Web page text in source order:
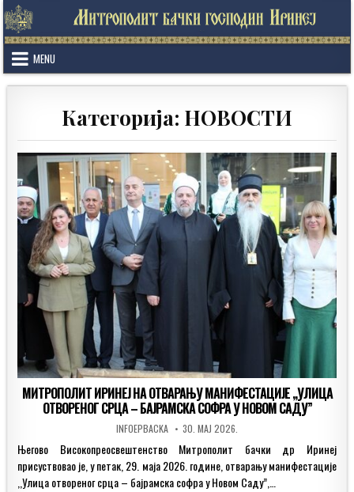
Skip
to
content
MENU
Категорија: НОВОСТИ
МИТРОПОЛИТ ИРИНЕЈ НА ОТВАРАЊУ МАНИФЕСТАЦИЈЕ ,,УЛИЦА
ОТВОРЕНОГ СРЦА – БАЈРАМСКА СОФРА У НОВОМ САДУ”
AUTHOR:
INFOEPBACKA PUBLISHED
DATE:
30. МАЈ 2026.
Његово Високопреосвештенство Митрополит бачки др Иринеј
присуствовао је, у петак, 29. маја 2026. године, отварању манифестације
,,Улица отвореног срца – бајрамска софра у Новом Саду”,…